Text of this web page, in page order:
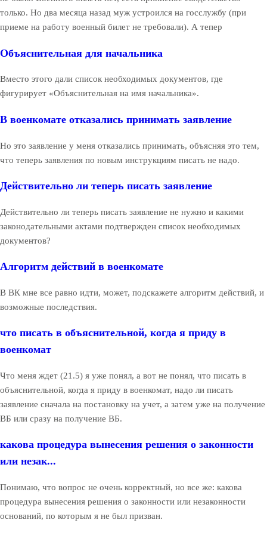
только. Но два месяца назад муж устроился на госслужбу (при
приеме на работу военный билет не требовали). А тепер
Объяснительная для начальника
Вместо этого дали список необходимых документов, где
фигурирует «Объяснительная на имя начальника».
В военкомате отказались принимать заявление
Но это заявление у меня отказались принимать, объясняя это тем,
что теперь заявления по новым инструкциям писать не надо.
Действительно ли теперь писать заявление
Действительно ли теперь писать заявление не нужно и какими
законодательными актами подтвержден список необходимых
документов?
Алгоритм действий в военкомате
В ВК мне все равно идти, может, подскажете алгоритм действий, и
возможные последствия.
что писать в объяснительной, когда я приду в
военкомат
Что меня ждет (21.5) я уже понял, а вот не понял, что писать в
объяснительной, когда я приду в военкомат, надо ли писать
заявление сначала на постановку на учет, а затем уже на получение
ВБ или сразу на получение ВБ.
какова процедура вынесения решения о законности
или незак...
Понимаю, что вопрос не очень корректный, но все же: какова
процедура вынесения решения о законности или незаконности
оснований, по которым я не был призван.